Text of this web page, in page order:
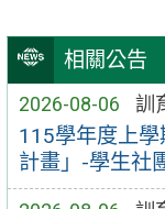
相關公告
2026-08-06 訓
115學年度上
計畫」-學生社